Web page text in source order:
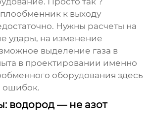
к выходу
Нужны расчеты на
удары, на изменение
выделение газа в
в проектировании именно
оборудования здесь
ошибок.
водород — не азот